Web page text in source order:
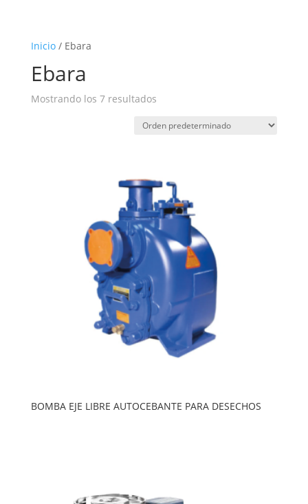
Inicio/ Ebara
Ebara
Mostrando los 7 resultados
BOMBA EJE LIBRE AUTOCEBANTE PARA DESECHOS